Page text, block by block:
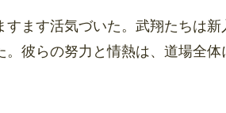
ます活気づいた。武翔たちは
彼らの努力と情熱は、道場全